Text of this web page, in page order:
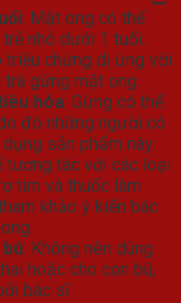
: Mật ong có thể
nhỏ dưới 1 tuổi.
triệu chứng dị ứng với
gừng mật ong.
hóa: Gừng có thể
đó những người có
sản phẩm này.
tương tác với các loại
tim và thuốc làm
khảo ý kiến ​​bác
: Không nên dùng
hoặc cho con bú,
bác sĩ.